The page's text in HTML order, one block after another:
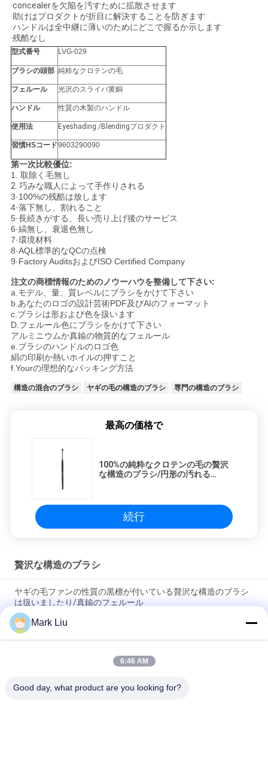
·concealerを欠陥を汚すために拡散させます
·助けはプロダクトが折目に解決することを防ぎます
·ハンドルは全中継に薄いのためにどこで握るか示します
·残酷なし
型式番号 LVG-029
ブラシの頭部 純粋なクロテンの毛
フェルール 光沢のスライバ黄銅
ハンドル 性質の木製のハンドル
使用法 Eyeshading /Blendingプロダクト
習慣HSコード9603290090
第一次比較優位:
1. 取除く毛無し
2. 巧みな職人によって手作りされる
3·100%の残酷は放します
4·落下無し、割れること
5·長続きがする、長い売り上げ後のサービス
6·縞無し、衰退色無し
7·環境材料
8·AQL標準的なQCの点検
9·Factory AuditsおよびISO Certified Company
注文の商標情報のためのノウーハウを整備して下さい:
a.モデル、量、質レベルにブラシをかけて下さい
b.あなたのロゴの設計芸術PDF及びAIのフォーマット
c.ブラシは形および色を扱います
D.フェルール色にブラシをかけて下さい
アルミニウムか真鍮の物質的なフェルール
e.ブラシのハンドルのロゴ色
絹の印刷か熱いホイルの押すこと
f.Yourの理想的なパッキング方法
構造の混合のブラシ ヤギの毛の構造のブラシ 専門の構造のブラシ
最高の価格で
100%の純粋なクロテンの毛の贅沢
な構造のブラシ/円形の汚れる
続行
贅沢な構造のブラシ
ヤギの毛ファンの性質の黒檀が付いている贅沢な構造のブラシ
は扱いましたり/真鍮のフェルール
柔らかく、密な焦茶XGFのヤギの毛を驚かせることの贅沢な斜
めの粉の構造のブラシ
超デラックスな性質のクロテンの毛を搭載する贅沢な芸術家の
Mark Liu
6:46 AM
Good day, what product are you looking for?